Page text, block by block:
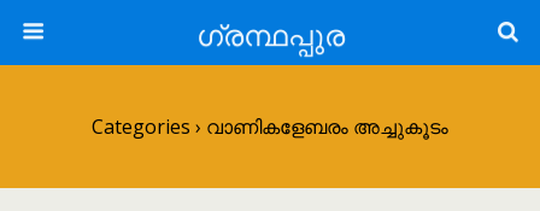
ഗ്രന്ഥപ്പുര
Categories › വാണികളേബരം അച്ചുകൂടം